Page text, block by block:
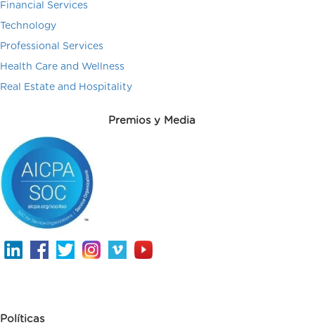
Financial Services
Technology
Professional Services
Health Care and Wellness
Real Estate and Hospitality
Premios y Media
Políticas